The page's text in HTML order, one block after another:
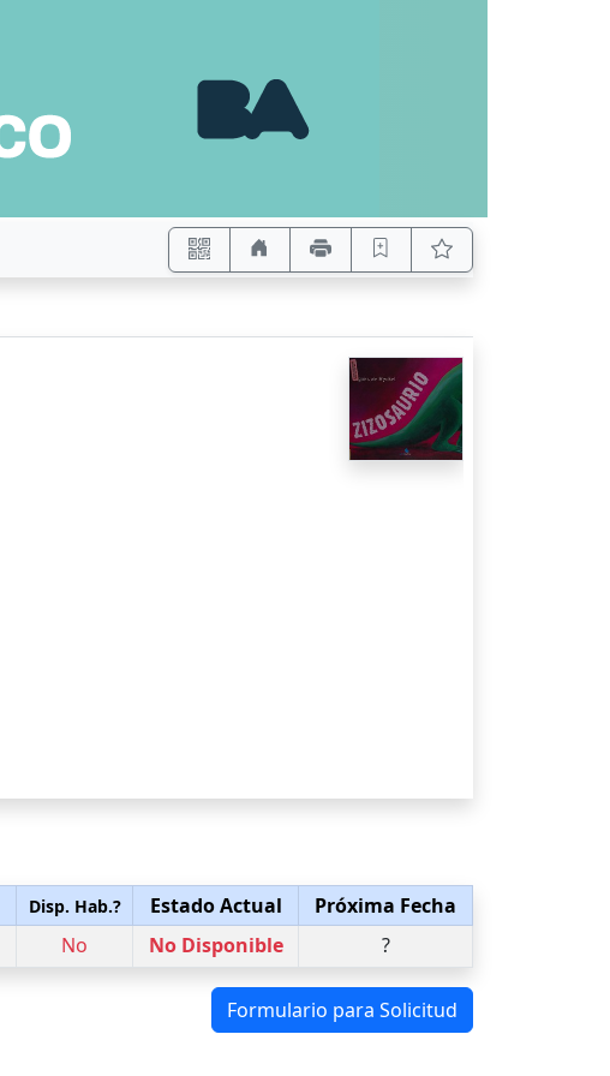
Disp. Hab.? Estado Actual
Próxima Fecha
No No Disponible ?
Formulario para Solicitud